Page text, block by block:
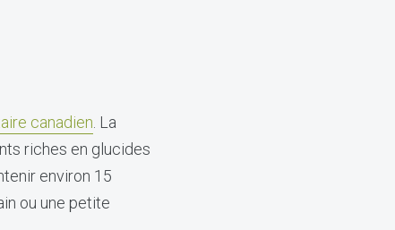
canadien . La
riches en glucides
environ 15
ou une petite